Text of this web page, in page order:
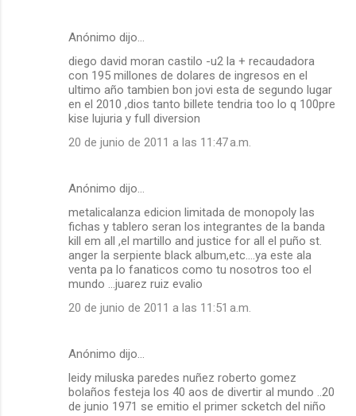
Anónimo dijo…
diego david moran castilo -u2 la + recaudadora
con 195 millones de dolares de ingresos en el
ultimo año tambien bon jovi esta de segundo lugar
en el 2010 ,dios tanto billete tendria too lo q 100pre
kise lujuria y full diversion
20 de junio de 2011 a las 11:47 a.m.
Anónimo dijo…
metalicalanza edicion limitada de monopoly las
fichas y tablero seran los integrantes de la banda
kill em all ,el martillo and justice for all el puño st.
anger la serpiente black album,etc....ya este ala
venta pa lo fanaticos como tu nosotros too el
mundo ...juarez ruiz evalio
20 de junio de 2011 a las 11:51 a.m.
Anónimo dijo…
leidy miluska paredes nuñez roberto gomez
bolaños festeja los 40 aos de divertir al mundo ..20
de junio 1971 se emitio el primer scketch del niño